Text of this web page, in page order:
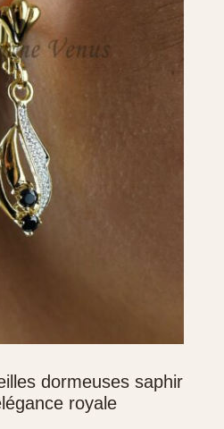
dormeuses saphir
royale